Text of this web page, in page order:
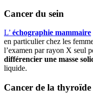
Cancer du sein
L’ échographie mammaire
en particulier chez les
l’examen par rayon X seul
différencier une masse
liquide.
Cancer de la thyroïde